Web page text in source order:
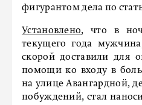
фигурантом дела по
Установлено, что в
текущего года
скорой доставили для
помощи ко входу в
на улице Авангардной,
побуждений, стал